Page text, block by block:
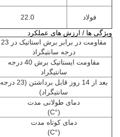
فولاد 22.0
ویژگی ها / ارزش های عملکرد
مقاومت در برابر برش استاتیک در 23
درجه سانتیگراد
مقاومت ایستاتیک برش 40 درجه
سانتیگراد
بعد از 14 روز قابل برداشتن (23 درجه
سانتیگراد)
دمای طولانی مدت
(°C)
دمای کوتاه مدت
(°C)